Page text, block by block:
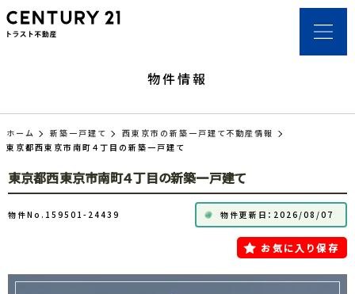
物件情報
ホーム 新築一戸建て
西東京市の新築一戸建て不動産情報
東京都西東京市南町４丁目の新築一戸建て
東京都西東京市南町４丁目の新築一戸建て
物件No.159501-24439 物件更新日：2026/08/07
お気に入り保存